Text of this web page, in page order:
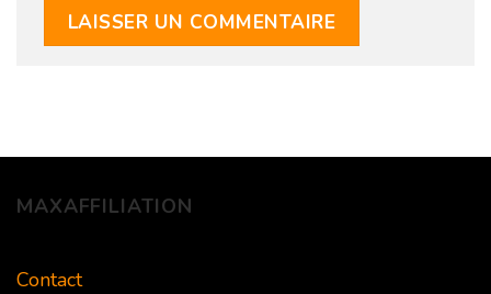
MAXAFFILIATION
Contact